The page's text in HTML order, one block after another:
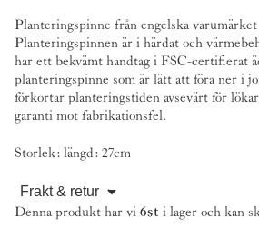
Planteringspinne från engelska varumärket
Planteringspinnen är i härdat och
har ett bekvämt handtag i FSC-certifierat
planteringspinne som är lätt att föra ner i
förkortar planteringstiden avsevärt för
garanti mot fabrikationsfel.
Storlek: längd: 27cm
Frakt & retur
Denna produkt har vi6st i lager och kan